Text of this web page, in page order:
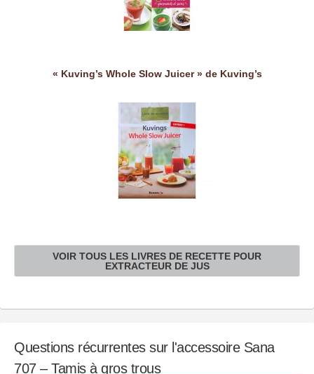
« Kuving’s Whole Slow Juicer » de Kuving’s
VOIR TOUS LES LIVRES DE RECETTE POUR
EXTRACTEUR DE JUS
Questions récurrentes sur l'accessoire Sana
707 – Tamis à gros trous